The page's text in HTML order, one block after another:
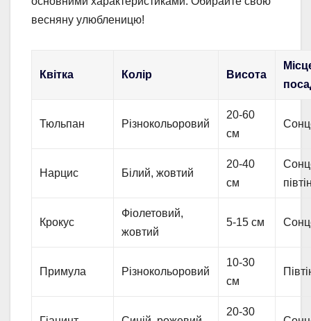
весняну улюбленицю!
Квітка Колір Висота
Тюльпан Різнокольоровий
20-60
см
Нарцис Білий, жовтий
20-40
см
Крокус
Фіолетовий,
жовтий
5-15 см
Примула Різнокольоровий
10-30
см
20-30